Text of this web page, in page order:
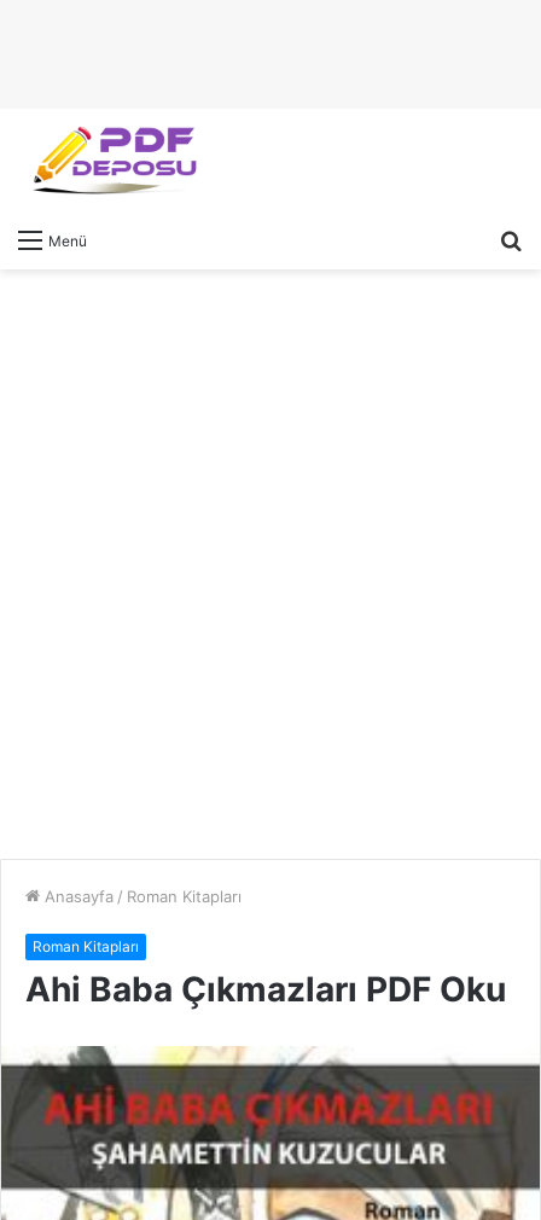
Menü
Anasayfa / Roman Kitapları
Roman Kitapları
Ahi Baba Çıkmazları PDF Oku